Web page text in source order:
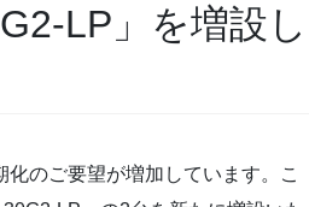
LP」を増設し
のご要望が増加しています。こ